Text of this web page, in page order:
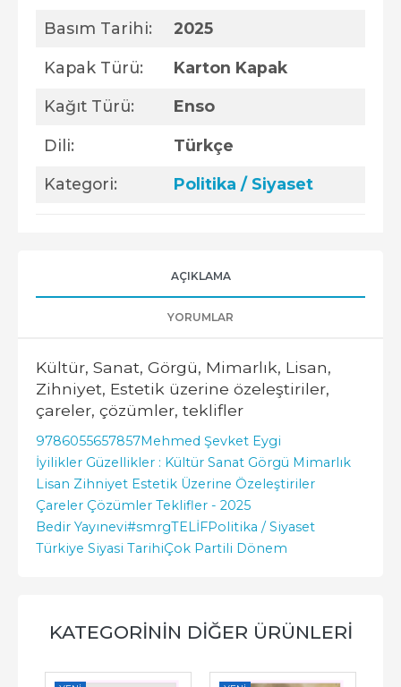
Basım Tarihi: 2025
Kapak Türü: Karton Kapak
Kağıt Türü: Enso
Dili: Türkçe
Kategori: Politika / Siyaset
AÇIKLAMA
YORUMLAR
Kültür, Sanat, Görgü, Mimarlık, Lisan,
Zihniyet, Estetik üzerine özeleştiriler,
çareler, çözümler, teklifler
9786055657857Mehmed Şevket Eygi
İyilikler Güzellikler : Kültür Sanat Görgü Mimarlık
Lisan Zihniyet Estetik Üzerine Özeleştiriler
Çareler Çözümler Teklifler - 2025
Bedir Yayınevi#smrgTELİFPolitika / Siyaset
Türkiye Siyasi TarihiÇok Partili Dönem
KATEGORININ DIĞER ÜRÜNLERI